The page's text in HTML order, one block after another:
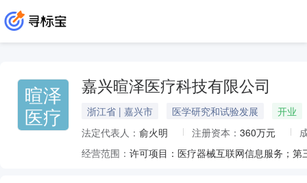
暄泽
医疗
嘉兴暄泽医疗科技有限公司
浙江省 | 嘉兴市 医学研究和试验发展
开业
法定代表人： 俞火明 注册资本： 360万元
经营范围：